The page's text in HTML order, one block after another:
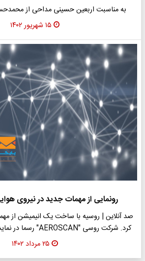
به مناسبت اربعین حسینی مداحی از
۱۵ شهریور ۱۴۰۲
رونمایی از مهمات جدید در نیروی
صد آنلاین | روسیه با ساخت یک انیمیشن از
کرد. شرکت روسی "AEROSCAN" رسما در نمایشگاه "Army-2023"…
۲۵ مرداد ۱۴۰۲